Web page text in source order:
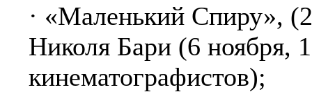
· «Маленький Спиру»,
Николя Бари (6 ноября,
кинематографистов);